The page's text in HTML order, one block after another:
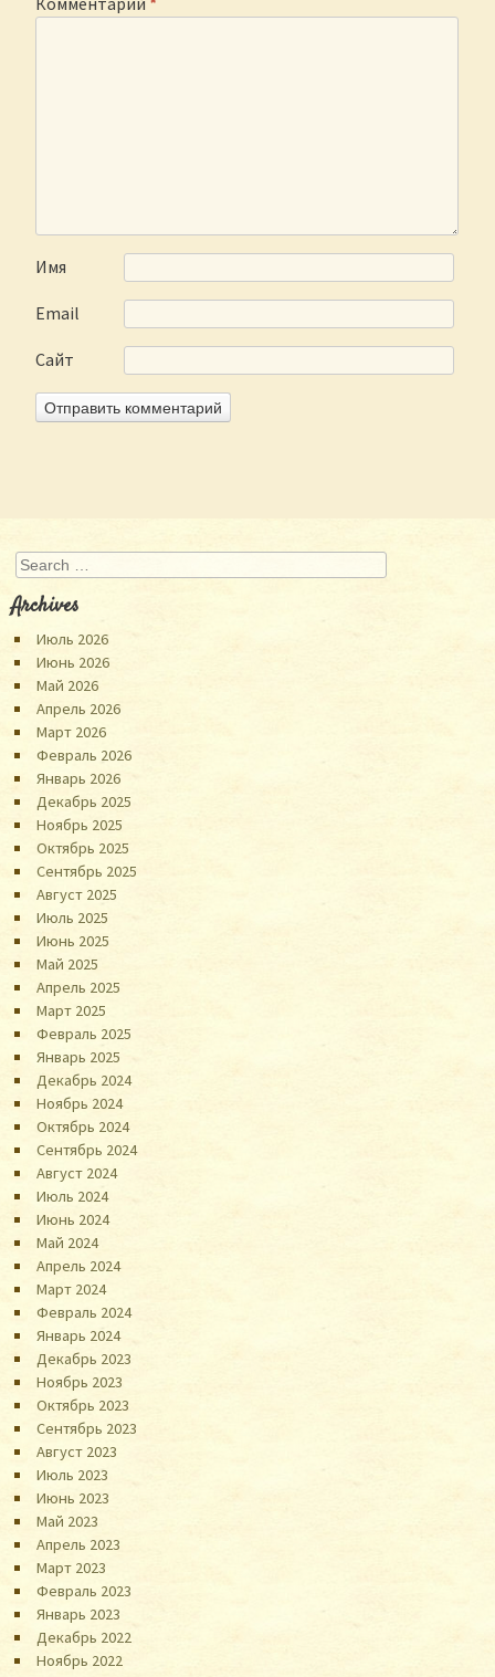
Имя
Email
Сайт
Search
Archives
Июль 2026
Июнь 2026
Май 2026
Апрель 2026
Март 2026
Февраль 2026
Январь 2026
Декабрь 2025
Ноябрь 2025
Октябрь 2025
Сентябрь 2025
Август 2025
Июль 2025
Июнь 2025
Май 2025
Апрель 2025
Март 2025
Февраль 2025
Январь 2025
Декабрь 2024
Ноябрь 2024
Октябрь 2024
Сентябрь 2024
Август 2024
Июль 2024
Июнь 2024
Май 2024
Апрель 2024
Март 2024
Февраль 2024
Январь 2024
Декабрь 2023
Ноябрь 2023
Октябрь 2023
Сентябрь 2023
Август 2023
Июль 2023
Июнь 2023
Май 2023
Апрель 2023
Март 2023
Февраль 2023
Январь 2023
Декабрь 2022
Ноябрь 2022